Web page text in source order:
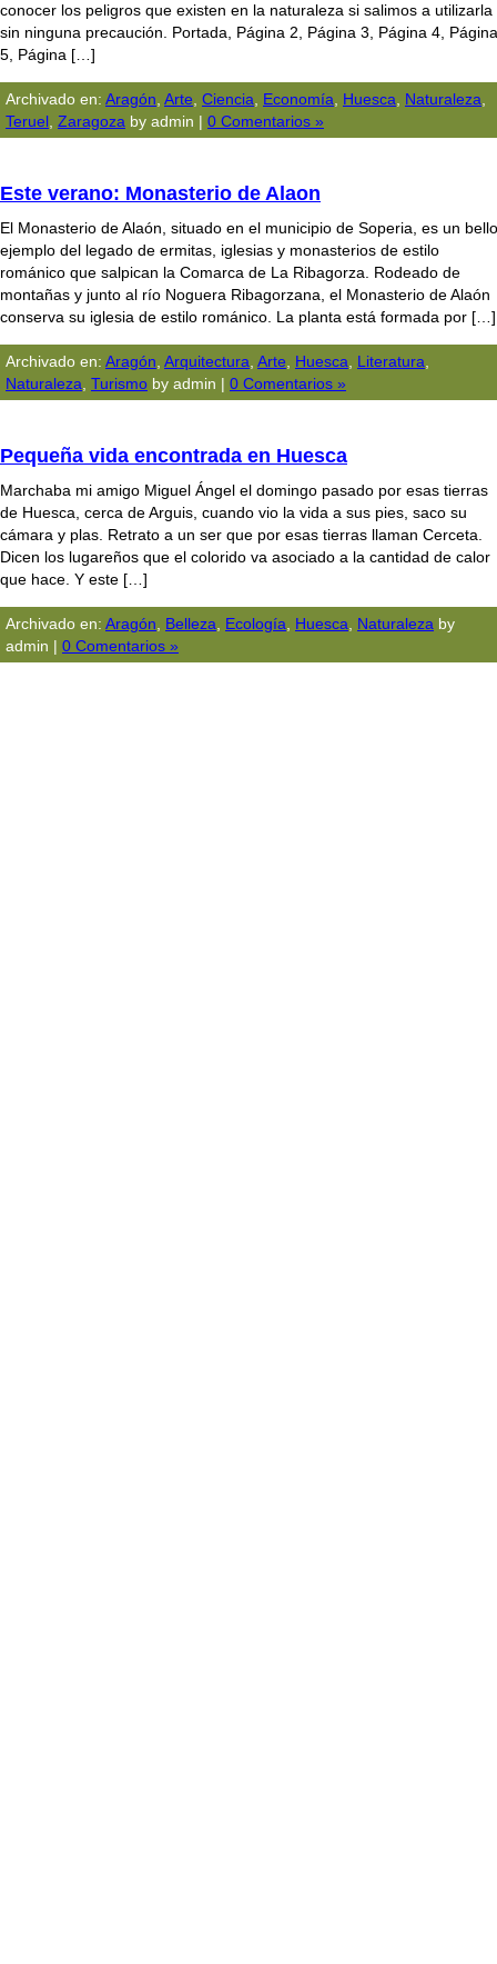
conocer los peligros que existen en la naturaleza si salimos a utilizarla
sin ninguna precaución. Portada, Página 2, Página 3, Página 4, Página
5, Página […]
Archivado en: Aragón Arte Ciencia Economía Huesca Naturaleza
Teruel Zaragoza by admin | 0 Comentarios »
Este verano: Monasterio de Alaon
El Monasterio de Alaón, situado en el municipio de Soperia, es un bello
ejemplo del legado de ermitas, iglesias y monasterios de estilo
románico que salpican la Comarca de La Ribagorza. Rodeado de
montañas y junto al río Noguera Ribagorzana, el Monasterio de Alaón
conserva su iglesia de estilo románico. La planta está formada por […]
Archivado en: Aragón Arquitectura Arte Huesca Literatura
Naturaleza Turismo by admin | 0 Comentarios »
Pequeña vida encontrada en Huesca
Marchaba mi amigo Miguel Ángel el domingo pasado por esas tierras
de Huesca, cerca de Arguis, cuando vio la vida a sus pies, saco su
cámara y plas. Retrato a un ser que por esas tierras llaman Cerceta.
Dicen los lugareños que el colorido va asociado a la cantidad de calor
que hace. Y este […]
Archivado en: Aragón Belleza Ecologí­a Huesca Naturaleza by
admin | 0 Comentarios »